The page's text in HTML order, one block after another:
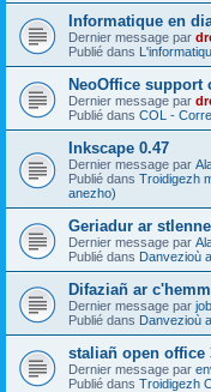
Informatique en
Dernier message par
Publié dans
NeoOffice support
Dernier message par
Publié dans COL -
Inkscape 0.47
Dernier message par
Publié dans Troidigezh
anezho)
Geriadur ar
Dernier message par
Publié dans Danvezioù
Difaziañ ar
Dernier message par job
Publié dans Danvezioù
staliañ open office
Dernier message par
Publié dans Troidigezh